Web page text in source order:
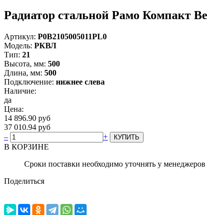
Радиатор стальной Рамо Компакт
Артикул: Р0В2105005011PL0
Модель: РКВЛ
Тип: 21
Высота, мм: 500
Длина, мм: 500
Подключение: нижнее слева
Наличие:
да
Цена:
14 896.90 руб
37 010.94 руб
–
+
В КОРЗИНЕ
Сроки поставки необходимо уточнять у
Поделиться